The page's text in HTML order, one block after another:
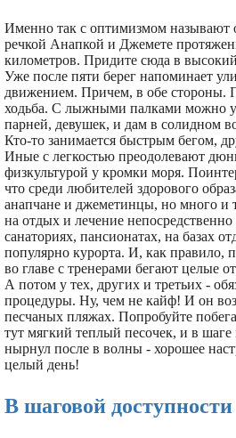
Именно так с оптимизмом называют
речкой Анапкой и Джемете
километров. Придите сюда в
Уже после пяти берег напоминает
движением. Причем, в обе стороны.
ходьба. С лыжными палками можно
парней, девушек, и дам в солидном
Кто-то занимается быстрым бегом,
Иные с легкостью преодолевают
физкультурой у кромки моря.
что среди любителей здорового
анапчане и джеметинцы, но много и
на отдых и лечение
санаториях, пансионатах, на базах
популярно курорта. И, как правило,
во главе с тренерами бегают целые
А потом у тех, других и третьих -
процедуры. Ну, чем не кайф! И он
песчаных пляжах. Попробуйте
тут мягкий теплый песочек, и в шаге
нырнул после в волны - хорошее
целый день!
В шаговой доступности